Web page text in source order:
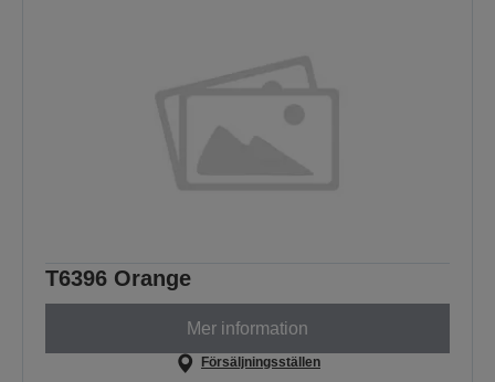
T6396 Orange
Mer information
Försäljningsställen